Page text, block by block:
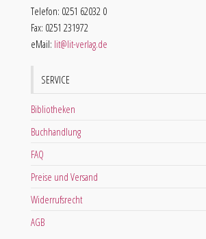
Telefon: 0251 62032 0
Fax: 0251 231972
eMail: lit@lit-verlag.de
SERVICE
Bibliotheken
Buchhandlung
FAQ
Preise und Versand
Widerrufsrecht
AGB